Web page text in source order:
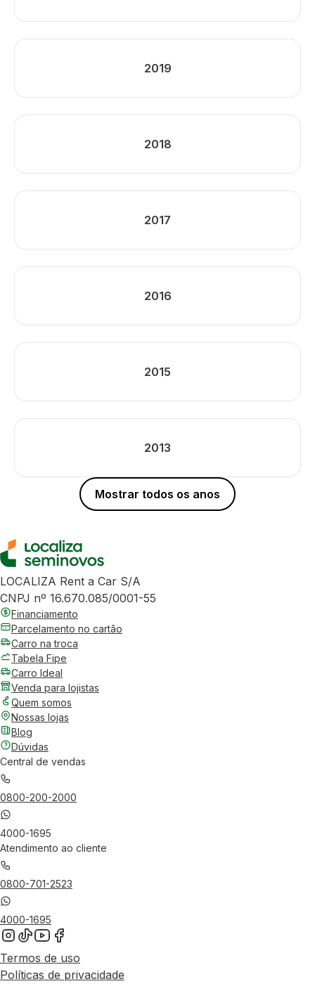
2019
2018
2017
2016
2015
2013
Mostrar todos os anos
LOCALIZA Rent a Car S/A
CNPJ nº 16.670.085/0001-55
Financiamento
Parcelamento no cartão
Carro na troca
Tabela Fipe
Carro Ideal
Venda para lojistas
Quem somos
Nossas lojas
Blog
Dúvidas
Central de vendas
0800-200-2000
4000-1695
Atendimento ao cliente
0800-701-2523
4000-1695
Termos de uso
Políticas de privacidade